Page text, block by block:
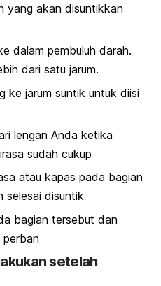
yang akan disuntikkan
dalam pembuluh darah.
dari satu jarum.
ke jarum suntik untuk diisi
lengan Anda ketika
sudah cukup
atau kapas pada bagian
selesai disuntik
bagian tersebut dan
perban
setelah